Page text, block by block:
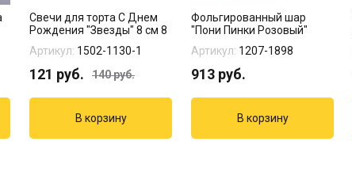
Свечи для торта С Днем
Рождения "Звезды" 8 см 8
Артикул: 1502-1130-1
121 руб. 140руб.
Фольгированный шар
"Пони Пинки Розовый"
Артикул: 1207-1898
913 руб.